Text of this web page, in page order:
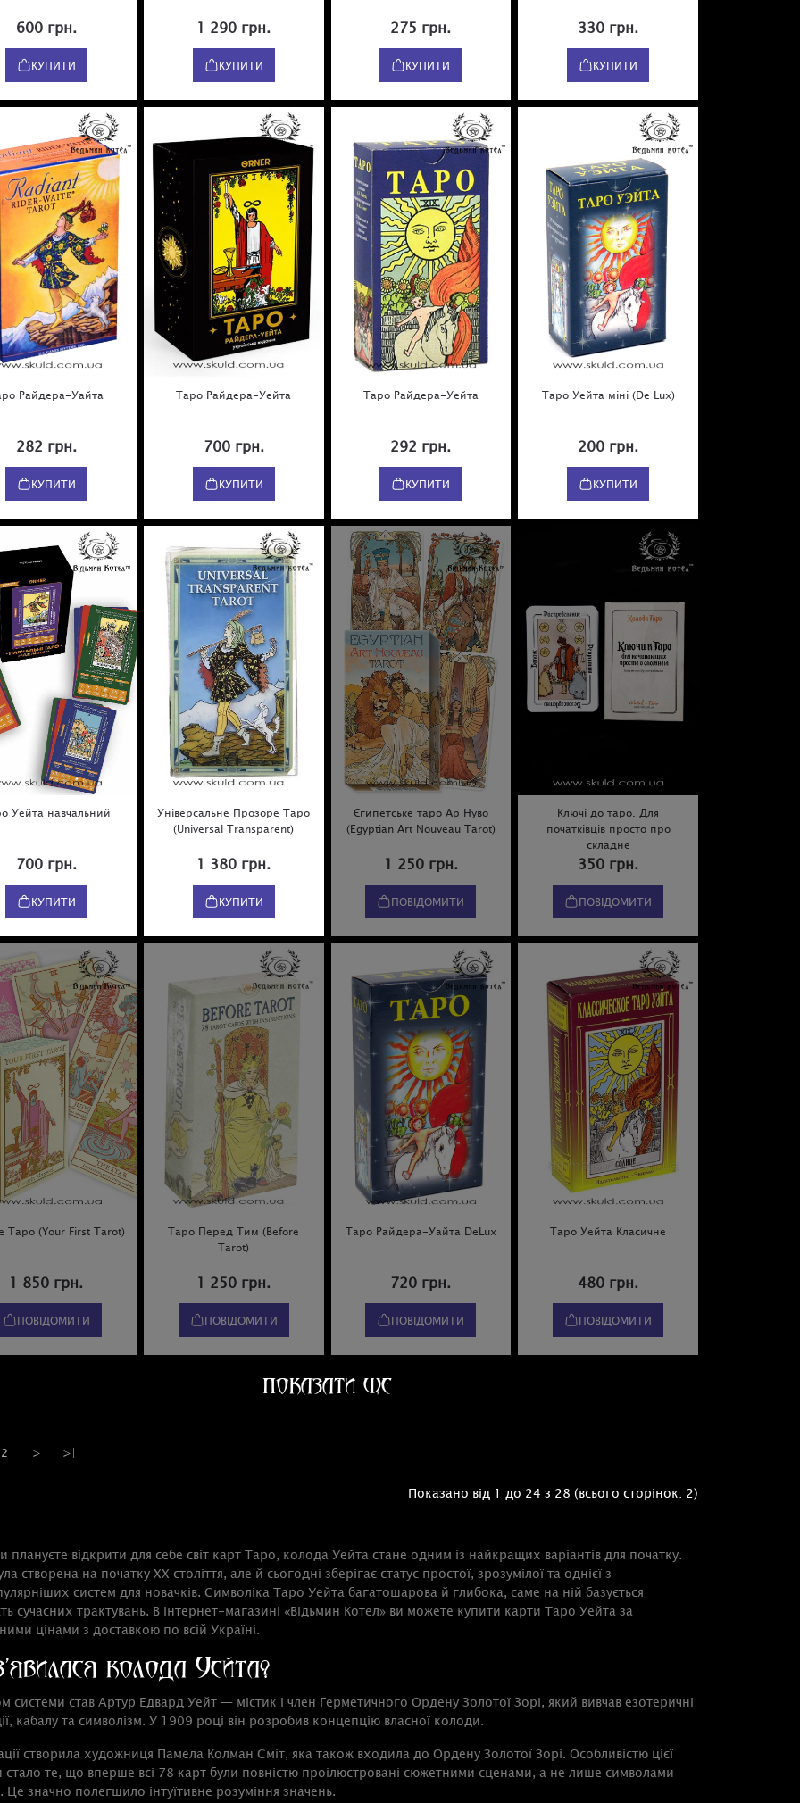
600 грн.
КУПИТИ
1 290 грн.
КУПИТИ
275 грн.
КУПИТИ
330 грн.
КУПИТИ
Райдера-Уайта
282 грн.
КУПИТИ
Таро Райдера-Уейта
700 грн.
КУПИТИ
Таро Райдера-Уейта
292 грн.
КУПИТИ
Таро Уейта міні (De Lux)
200 грн.
КУПИТИ
Уейта навчальний
700 грн.
КУПИТИ
Універсальне Прозоре Таро
(Universal Transparent)
1 380 грн.
КУПИТИ
Єгипетське таро Ар Нуво
(Egyptian Art Nouveau Tarot)
1 250 грн.
ПОВІДОМИТИ
Ключі до таро. Для
початківців просто про
складне
350 грн.
ПОВІДОМИТИ
Таро (Your First Tarot)
1 850 грн.
ПОВІДОМИТИ
Таро Перед Тим (Before
Tarot)
1 250 грн.
ПОВІДОМИТИ
Таро Райдера-Уайта DeLux
720 грн.
ПОВІДОМИТИ
Таро Уейта Класичне
480 грн.
ПОВІДОМИТИ
ПОКАЗАТИ ЩЕ
2 > >|
Показано від 1 до 24 з 28 (всього сторінок: 2)
плануєте відкрити для себе світ карт Таро, колода Уейта стане одним із найкращих варіантів для початку.
створена на початку ХХ століття, але й сьогодні зберігає статус простої, зрозумілої та однієї з
систем для новачків. Символіка Таро Уейта багатошарова й глибока, саме на ній базується
сучасних трактувань. В інтернет-магазині «Відьмин Котел» ви можете купити карти Таро Уейта за
цінами з доставкою по всій Україні.
колода Уейта?
системи став Артур Едвард Уейт — містик і член Герметичного Ордену Золотої Зорі, який вивчав езотеричні
кабалу та символізм. У 1909 році він розробив концепцію власної колоди.
створила художниця Памела Колман Сміт, яка також входила до Ордену Золотої Зорі. Особливістю цієї
стало те, що вперше всі 78 карт були повністю проілюстровані сюжетними сценами, а не лише символами
Це значно полегшило інтуїтивне розуміння значень.